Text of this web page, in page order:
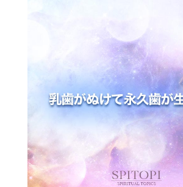
歯が生えたのに虫歯になる夢
歯が生える時にむずがゆさを感じ
歯が生える時に痛みを感じる夢
親知らずが生える夢
歯が生えないはずなのに歯が生え
臼歯が生える夢
門歯が生える夢